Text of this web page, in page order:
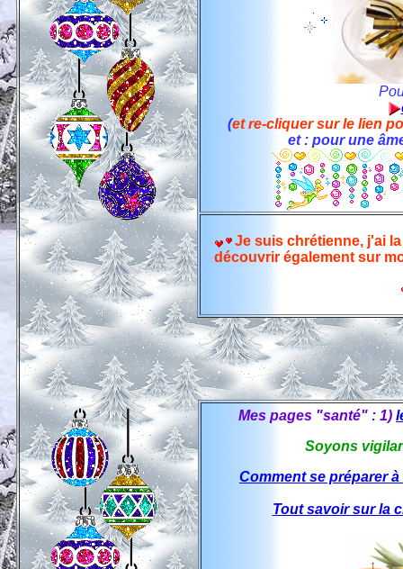
(et re-cliquer sur le lien
et : pour une
Je suis chrétienne, j'ai
découvrir également sur
Mes pages "santé" : 1)
Soyons
Comment se préparer
Tout savoir sur la